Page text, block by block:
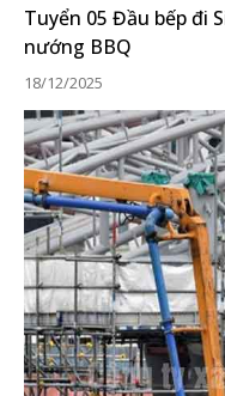
Tuyển 05 Đầu bếp đi
nướng BBQ
18/12/2025